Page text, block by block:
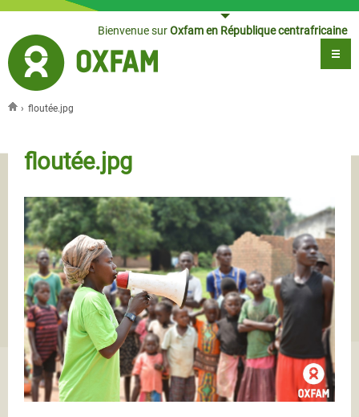
Jump to navigationBienvenue surOxfam en République centrafricaine
› floutée.jpg
floutée.jpg